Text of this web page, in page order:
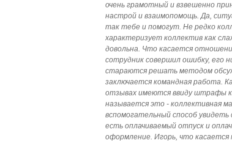
очень грамотный и взвешенно
настрой и взаимопомощь. Да,
так тебе и помогут. Не редко
характеризует коллектив как
довольна. Что касается
сотрудник совершил ошибку, его
стараются решать методом
заключается командная работа.
отзывах имеются ввиду штрафы
называется это - коллективная
вспомогательный способ
есть оплачиваемый отпуск и
оформление. Игорь, что